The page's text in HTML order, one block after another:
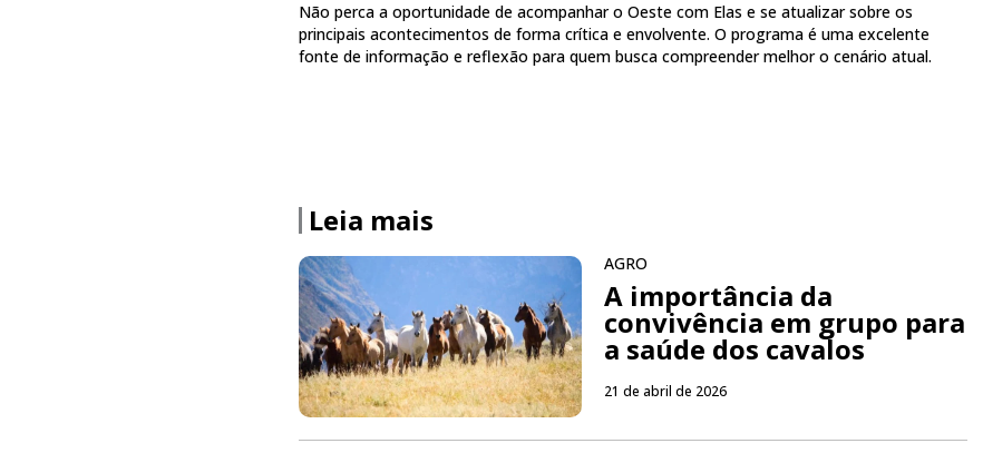
Não perca a oportunidade de acompanhar o Oeste com Elas e se atualizar sobre os
principais acontecimentos de forma crítica e envolvente. O programa é uma excelente
fonte de informação e reflexão para quem busca compreender melhor o cenário atual.
Leia mais
AGRO
A importância da
convivência em grupo para
a saúde dos cavalos
21 de abril de 2026